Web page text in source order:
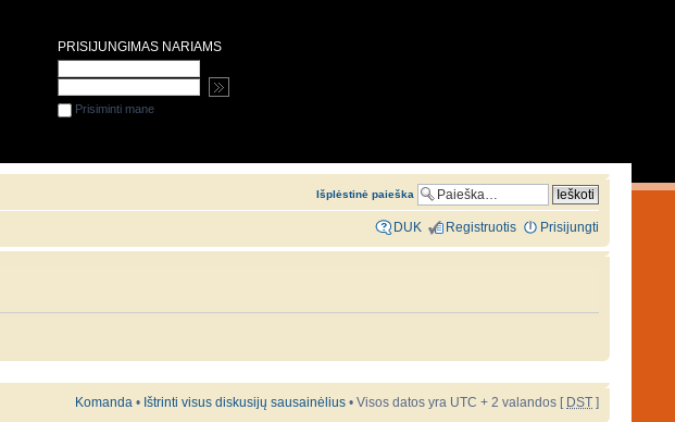
Išplėstinė paieška
DUK Registruotis Prisijungti
Komanda • Ištrinti visus diskusijų sausainėlius • Visos datos yra UTC + 2 valandos [ DST ]
PRISIJUNGIMAS NARIAMS
Prisiminti mane